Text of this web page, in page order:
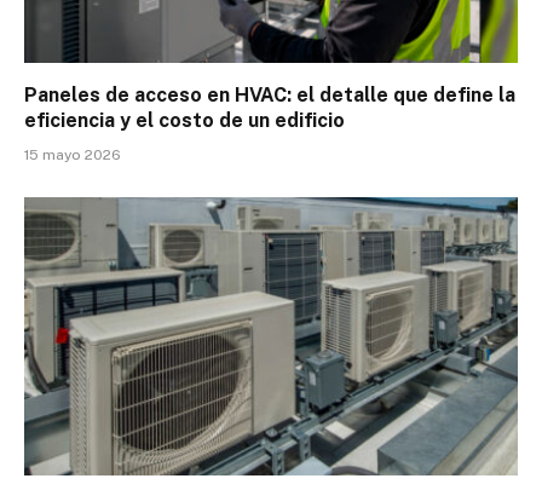
Paneles de acceso en HVAC: el detalle que define la
eficiencia y el costo de un edificio
15 mayo 2026